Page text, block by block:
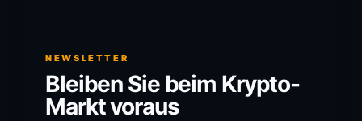
NEWSLETTER
Bleiben Sie beim Krypto-
Markt voraus